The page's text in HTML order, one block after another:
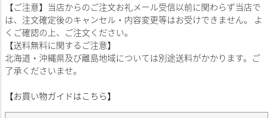
【ご注意】当店からのご注文お礼メール受信以前に関わらず当店で
は、注文確定後のキャンセル・内容変更等はお受けできません。 よ
くご確認の上、ご注文ください。
【送料無料に関するご注意】
北海道・沖縄県及び離島地域については別途送料がかかります。ご
了承くださいませ。
【お買い物ガイドはこちら】